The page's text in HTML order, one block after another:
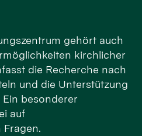
gehört auch
kirchlicher
die Recherche nach
und die Unterstützung
besonderer
auf